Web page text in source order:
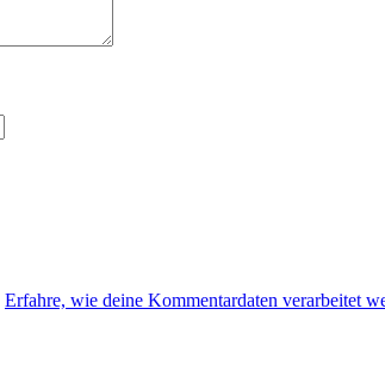
Erfahre, wie deine Kommentardaten verarbeitet